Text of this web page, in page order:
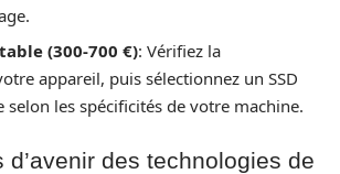
(300-700 €): Vérifiez la
appareil, puis sélectionnez un SSD
selon les spécificités de votre machine.
d’avenir des technologies de